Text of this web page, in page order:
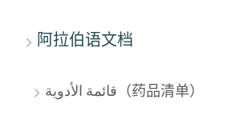
阿拉伯语文档
قائمة الأدوية（药品清单）